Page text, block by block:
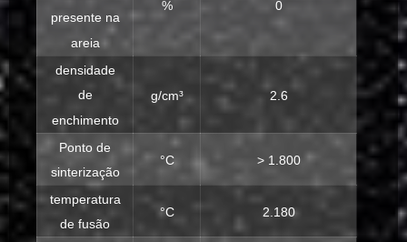
presente na
areia
% 0
densidade
de
enchimento
g/cm³ 2.6
Ponto de
sinterização
°C > 1.800
temperatura
de fusão
°C 2.180